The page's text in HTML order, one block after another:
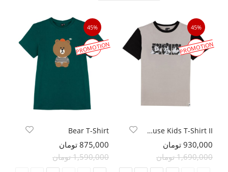
45%
PROMOTION
MickyMouse Kids T-Shirt II
930,000 تومان
1,690,000 تومان
45%
PROMOTION
Bear T-Shirt
875,000 تومان
1,590,000 تومان